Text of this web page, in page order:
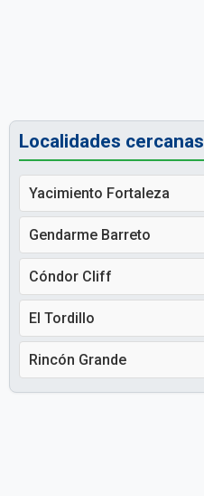
Localidades cercanas
Yacimiento Fortaleza
Gendarme Barreto
Cóndor Cliff
El Tordillo
Rincón Grande